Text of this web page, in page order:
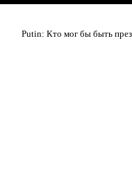
Putin: Кто мог бы быть